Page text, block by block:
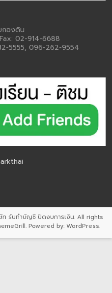
กองดิน
02-914-6688
5555, 096-262-9554
ท รับทำบัญชี ปิดงบการเงิน. All rights
Powered by:WordPress.